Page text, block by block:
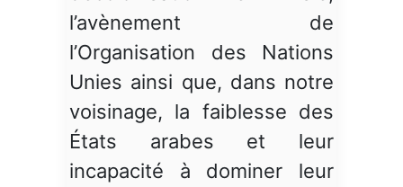
l’avènement de
l’Organisation des Nations
Unies ainsi que, dans notre
voisinage, la faiblesse des
États arabes et leur
incapacité à dominer leur